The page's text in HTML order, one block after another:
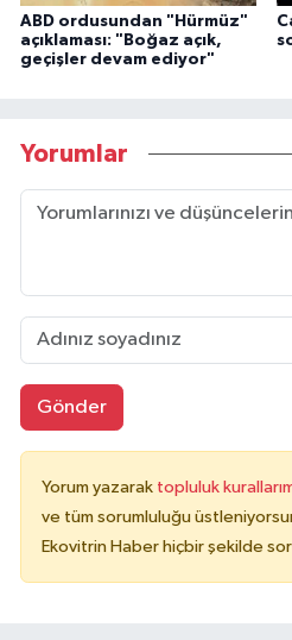
ABD ordusundan "Hürmüz"
açıklaması: "Boğaz açık,
geçişler devam ediyor"
Yorumlar
Gönder
Yorum yazarak topluluk
ve tüm sorumluluğu
Ekovitrin Haber hiçbir şekilde